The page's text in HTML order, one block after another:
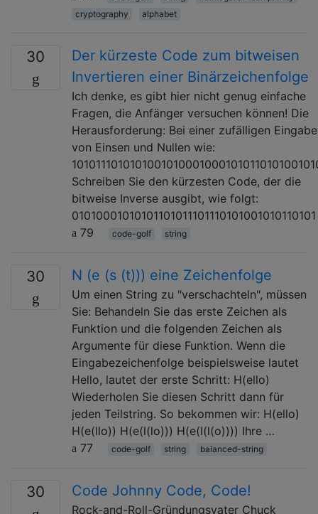
cryptography
alphabet
30
Der kürzeste Code zum bitweisen
Invertieren einer Binärzeichenfolge
Ich denke, es gibt hier nicht genug einfache
Fragen, die Anfänger versuchen können! Die
Herausforderung: Bei einer zufälligen Eingabe
von Einsen und Nullen wie:
Schreiben Sie den kürzesten Code, der die
bitweise Inverse ausgibt, wie folgt:
01010001010101101011101110101001010110101
79
code-golf string
30 N (e (s (t))) eine Zeichenfolge
Um einen String zu "verschachteln", müssen
Sie: Behandeln Sie das erste Zeichen als
Funktion und die folgenden Zeichen als
Argumente für diese Funktion. Wenn die
Eingabezeichenfolge beispielsweise lautet
Hello, lautet der erste Schritt: H(ello)
Wiederholen Sie diesen Schritt dann für
jeden Teilstring. So bekommen wir: H(ello)
H(e(llo)) H(e(l(lo))) H(e(l(l(o)))) Ihre …
77
code-golf string balanced-string
30 Code Johnny Code, Code!
Rock-and-Roll-Gründungsvater Chuck